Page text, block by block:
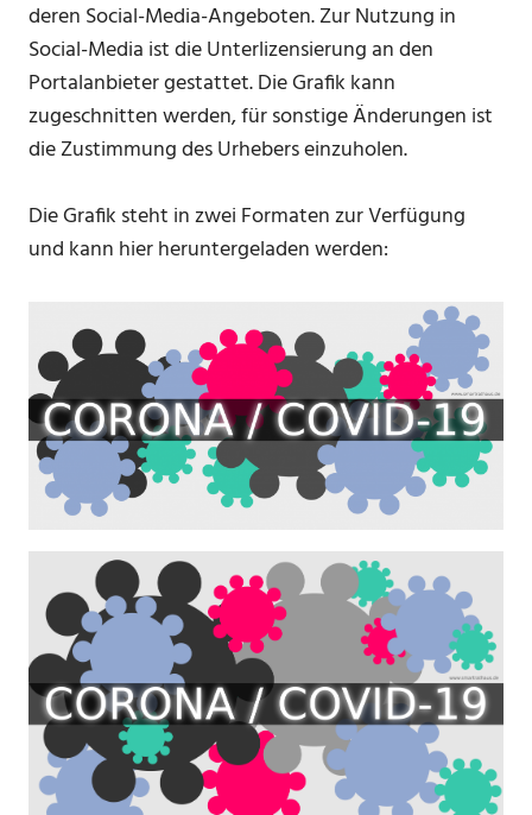
deren Social-Media-Angeboten. Zur Nutzung in
Social-Media ist die Unterlizensierung an den
Portalanbieter gestattet. Die Grafik kann
zugeschnitten werden, für sonstige Änderungen ist
die Zustimmung des Urhebers einzuholen.
Die Grafik steht in zwei Formaten zur Verfügung
und kann hier heruntergeladen werden: